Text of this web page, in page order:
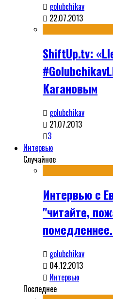
golubchikav
22.07.2013
ShiftUp.tv:
Кагановым
golubchikav
21.07.2013
3
Интервью
Случайное
Интервью с
"читайте,
golubchikav
04.12.2013
Интервью
Последнее